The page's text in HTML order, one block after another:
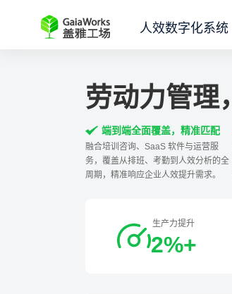
人效数字化系统
劳动力管理
端到端全面覆盖，精准匹配
融合培训咨询、SaaS 软件与运营服
务，覆盖从排班、考勤到人效分析的全
周期，精准响应企业人效提升需求。
生产力提升
2%+